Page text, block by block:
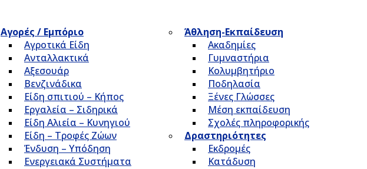
Αγορές / Εμπόριο
Αγροτικά Είδη
Ανταλλακτικά
Αξεσουάρ
Βενζινάδικα
Είδη σπιτιού – Κήπος
Εργαλεία – Σιδηρικά
Είδη Αλιεία – Κυνηγιού
Είδη – Τροφές Ζώων
Ένδυση – Υπόδηση
Ενεργειακά Συστήματα
Άθληση-Εκπαίδευση
Ακαδημίες
Γυμναστήρια
Κολυμβητήριο
Ποδηλασία
Ξένες Γλώσσες
Μέση εκπαίδευση
Σχολές πληροφορικής
Δραστηριότητες
Εκδρομές
Κατάδυση